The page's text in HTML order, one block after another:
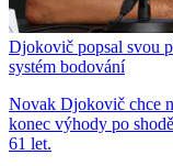
Djokovič popsal svou
systém bodování
Novak Djokovič chce
konec výhody po
61 let.